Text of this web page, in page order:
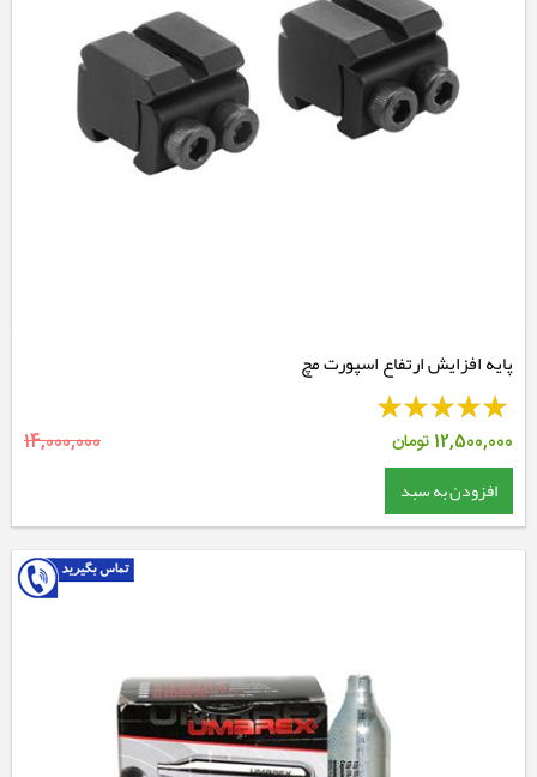
پایه افزایش ارتفاع اسپورت مچ
12,500,000 تومان 14,000,000
افزودن به سبد